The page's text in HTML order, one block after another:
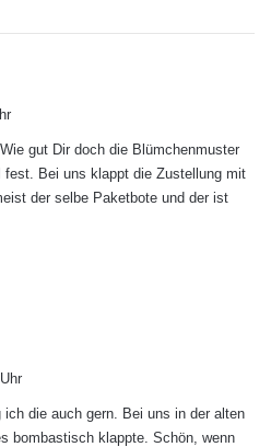
gut Dir doch die Blümchenmuster
Bei uns klappt die Zustellung mit
der selbe Paketbote und der ist
ich die auch gern. Bei uns in der alten
bombastisch klappte. Schön, wenn